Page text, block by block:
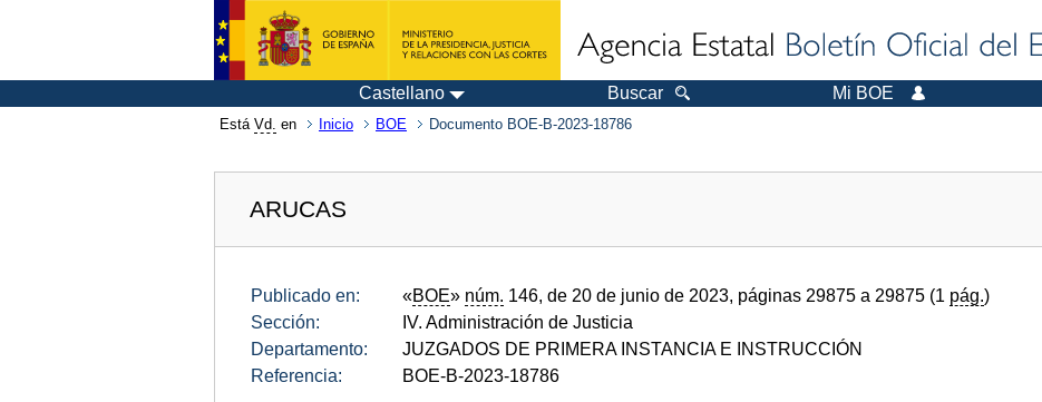
Castellano Buscar Mi BOE
Está Vd. en Inicio BOE Documento BOE-B-2023-18786
ARUCAS
Publicado en: «BOE» núm. 146, de 20 de junio de 2023, páginas 29875 a 29875 (1 pág.)
Sección:
IV. Administración de Justicia
Departamento:
JUZGADOS DE PRIMERA INSTANCIA E INSTRUCCIÓN
Referencia:
BOE-B-2023-18786